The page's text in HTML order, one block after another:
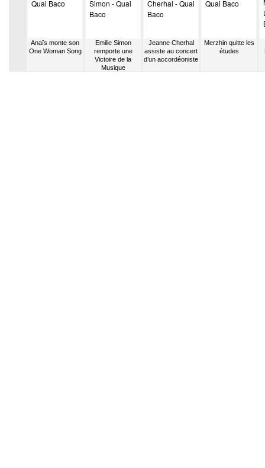
Anaïs monte son
One Woman Song
Emilie Simon
remporte une
Victoire de la
Musique
Jeanne Cherhal
assiste au concert
d’un accordéoniste
Merzhin quitte les
études